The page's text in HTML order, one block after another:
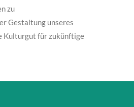
zu
Gestaltung unseres
Kulturgut für zukünftige